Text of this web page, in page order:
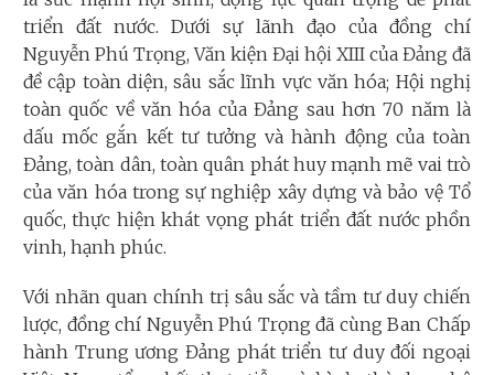
triển đất nước. Dưới sự lãnh đạo của đồng chí
Nguyễn Phú Trọng, Văn kiện Đại hội XIII của Đảng đã
đề cập toàn diện, sâu sắc lĩnh vực văn hóa; Hội nghị
toàn quốc về văn hóa của Đảng sau hơn 70 năm là
dấu mốc gắn kết tư tưởng và hành động của toàn
Đảng, toàn dân, toàn quân phát huy mạnh mẽ vai trò
của văn hóa trong sự nghiệp xây dựng và bảo vệ Tổ
quốc, thực hiện khát vọng phát triển đất nước phồn
vinh, hạnh phúc.
Với nhãn quan chính trị sâu sắc và tầm tư duy chiến
lược, đồng chí Nguyễn Phú Trọng đã cùng Ban Chấp
hành Trung ương Đảng phát triển tư duy đối ngoại